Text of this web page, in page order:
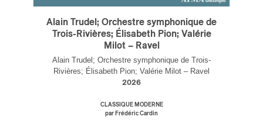
Alain Trudel; Orchestre symphonique de
Trois-Rivières; Élisabeth Pion; Valérie
Milot – Ravel
Alain Trudel; Orchestre symphonique de Trois-
Rivières; Élisabeth Pion; Valérie Milot – Ravel
2026
CLASSIQUE MODERNE
par Frédéric Cardin